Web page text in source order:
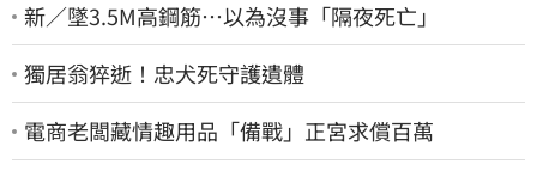
新／墜3.5M高鋼筋…以為沒事「隔夜死亡」
獨居翁猝逝！忠犬死守護遺體
電商老闆藏情趣用品「備戰」正宮求償百萬